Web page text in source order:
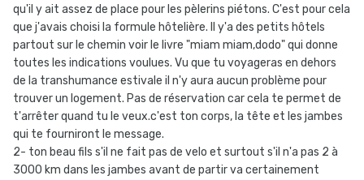
qu'il y ait assez de place pour les pèlerins piétons. C'est pour cela
que j'avais choisi la formule hôtelière. Il y'a des petits hôtels
partout sur le chemin voir le livre "miam miam,dodo" qui donne
toutes les indications voulues. Vu que tu voyageras en dehors
de la transhumance estivale il n'y aura aucun problème pour
trouver un logement. Pas de réservation car cela te permet de
t'arrêter quand tu le veux.c'est ton corps, la tête et les jambes
qui te fourniront le message.
2- ton beau fils s'il ne fait pas de velo et surtout s'il n'a pas 2 à
3000 km dans les jambes avant de partir va certainement